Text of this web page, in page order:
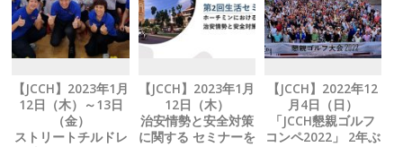
【JCCH】2023年1月
12日（木）～13日
（金）
ストリートチルドレ
【JCCH】2023年1月
12日（木）
治安情勢と安全対策
に関する セミナーを
【JCCH】2022年12
月4日（日）
「JCCH懇親ゴルフ
コンペ2022」 2年ぶ